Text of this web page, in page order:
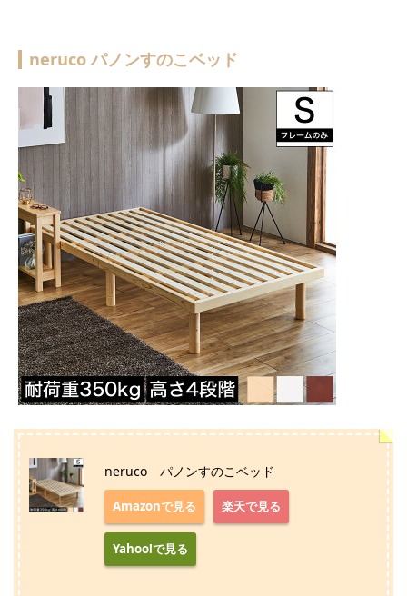
neruco パノンすのこベッド
neruco パノンすのこベッド
Amazonで見る 楽天で見る
Yahoo!で見る